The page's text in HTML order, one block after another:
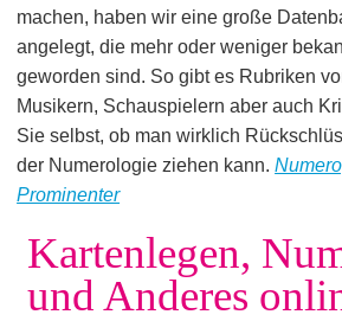
machen, haben wir eine große
angelegt, die mehr oder weniger
geworden sind. So gibt es Rubriken
Musikern, Schauspielern aber auch
Sie selbst, ob man wirklich
der Numerologie ziehen kann.
Prominenter
Kartenlegen,
und Anderes